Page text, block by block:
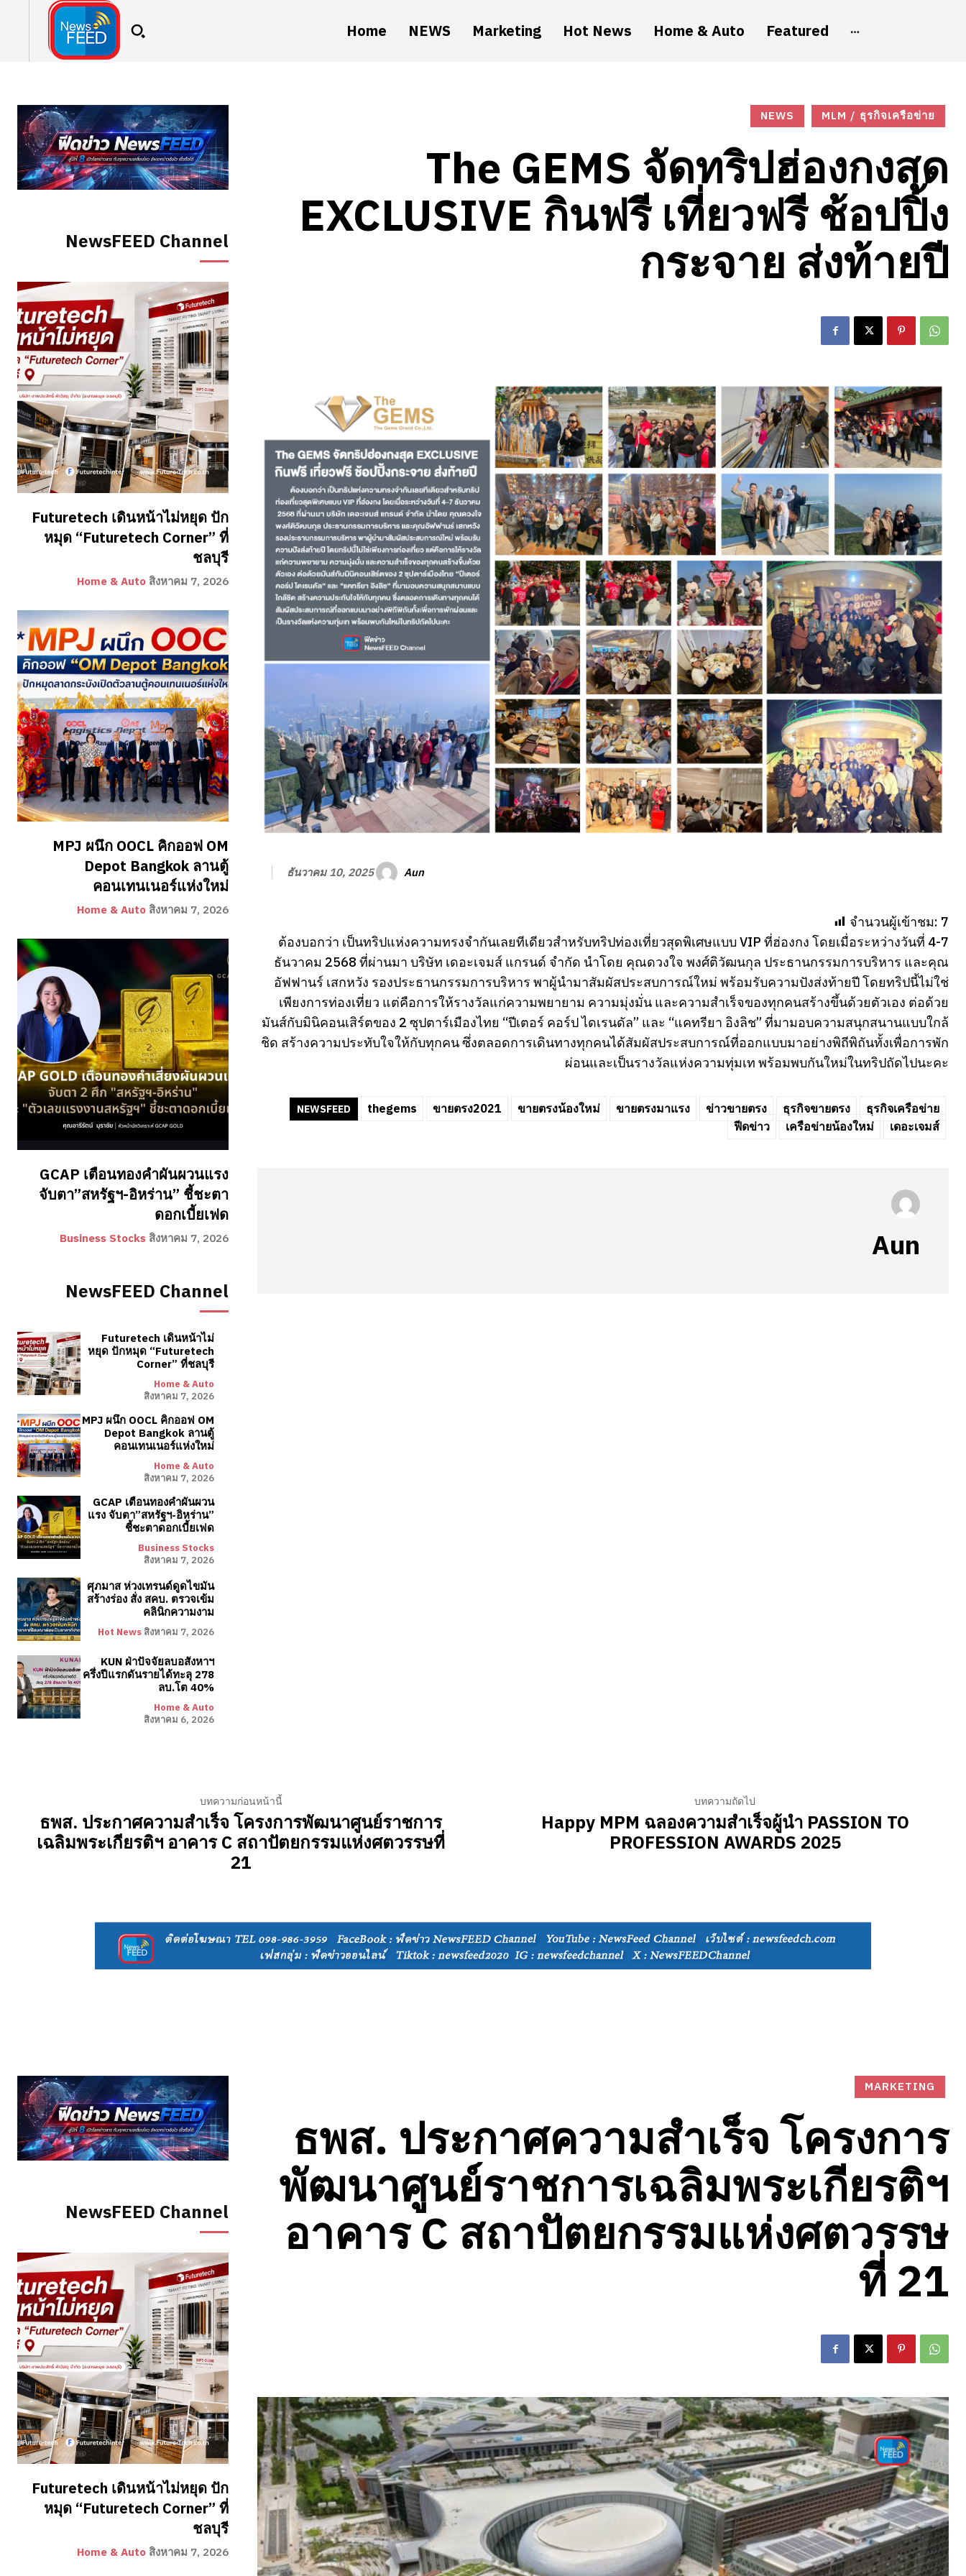
Home NEWS Marketing Hot News Home & Auto Featured
NewsFEED Channel
Futuretech เดินหน้าไม่หยุด ปัก
หมุด “Futuretech Corner” ที่
ชลบุรี
Home & Auto สิงหาคม 7, 2026
MPJ ผนึก OOCL คิกออฟ OM
Depot Bangkok ลานตู้
คอนเทนเนอร์แห่งใหม่
Home & Auto สิงหาคม 7, 2026
GCAP เตือนทองคำผันผวนแรง
จับตา”สหรัฐฯ-อิหร่าน” ชี้ชะตา
ดอกเบี้ยเฟด
Business Stocks สิงหาคม 7, 2026
NewsFEED Channel
Futuretech เดินหน้าไม่
หยุด ปักหมุด “Futuretech
Corner” ที่ชลบุรี
Home & Auto
สิงหาคม 7, 2026
MPJ ผนึก OOCL คิกออฟ OM
Depot Bangkok ลานตู้
คอนเทนเนอร์แห่งใหม่
Home & Auto
สิงหาคม 7, 2026
GCAP เตือนทองคำผันผวน
แรง จับตา”สหรัฐฯ-อิหร่าน”
ชี้ชะตาดอกเบี้ยเฟด
Business Stocks
สิงหาคม 7, 2026
ศุภมาส ห่วงเทรนด์ดูดไขมัน
สร้างร่อง สั่ง สคบ. ตรวจเข้ม
คลินิกความงาม
Hot News สิงหาคม 7, 2026
KUN ฝ่าปัจจัยลบอสังหาฯ
ครึ่งปีแรกดันรายได้ทะลุ 278
ลบ.โต 40%
Home & Auto
สิงหาคม 6, 2026
NEWS MLM / ธุรกิจเครือข่าย
The GEMS จัดทริปฮ่องกงสุด
EXCLUSIVE กินฟรี เที่ยวฟรี ช้อปปิ้ง
กระจาย ส่งท้ายปี
ธันวาคม 10, 2025 Aun
จำนวนผู้เข้าชม: 7
ต้องบอกว่า เป็นทริปแห่งความทรงจำกันเลยทีเดียวสำหรับทริปท่องเที่ยวสุดพิเศษแบบ VIP ที่ฮ่องกง โดยเมื่อระหว่างวันที่ 4-7
ธันวาคม 2568 ที่ผ่านมา บริษัท เดอะเจมส์ แกรนด์ จำกัด นำโดย คุณดวงใจ พงศ์ติวัฒนกุล ประธานกรรมการบริหาร และคุณ
อัฟฟานร์ เสกหวัง รองประธานกรรมการบริหาร พาผู้นำมาสัมผัสประสบการณ์ใหม่ พร้อมรับความปังส่งท้ายปี โดยทริปนี้ไม่ใช่
เพียงการท่องเที่ยว แต่คือการให้รางวัลแก่ความพยายาม ความมุ่งมั่น และความสำเร็จของทุกคนสร้างขึ้นด้วยตัวเอง ต่อด้วย
มันส์กับมินิคอนเสิร์ตของ 2 ซุปตาร์เมืองไทย “ปีเตอร์ คอร์ป ไดเรนดัล” และ “แคทรียา อิงลิช” ที่มามอบความสนุกสนานแบบใกล้
ชิด สร้างความประทับใจให้กับทุกคน ซึ่งตลอดการเดินทางทุกคนได้สัมผัสประสบการณ์ที่ออกแบบมาอย่างพิถีพิถันทั้งเพื่อการพัก
ผ่อนและเป็นรางวัลแห่งความทุ่มเท พร้อมพบกันใหม่ในทริปถัดไปนะคะ
NEWSFEED thegems ขายตรง2021 ขายตรงน้องใหม่ ขายตรงมาแรง ข่าวขายตรง ธุรกิจขายตรง
ธุรกิจเครือข่าย
ฟีดข่าว
เครือข่ายน้องใหม่ เดอะเจมส์
Aun
บทความก่อนหน้านี้
ธพส. ประกาศความสำเร็จ โครงการพัฒนาศูนย์ราชการ
เฉลิมพระเกียรติฯ อาคาร C สถาปัตยกรรมแห่งศตวรรษที่
21
บทความถัดไป
Happy MPM ฉลองความสำเร็จผู้นำ PASSION TO
PROFESSION AWARDS 2025